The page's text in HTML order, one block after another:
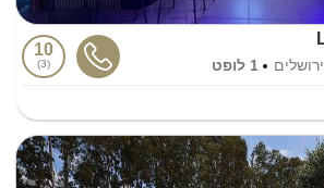
ירושלים 1 לופט
10
3